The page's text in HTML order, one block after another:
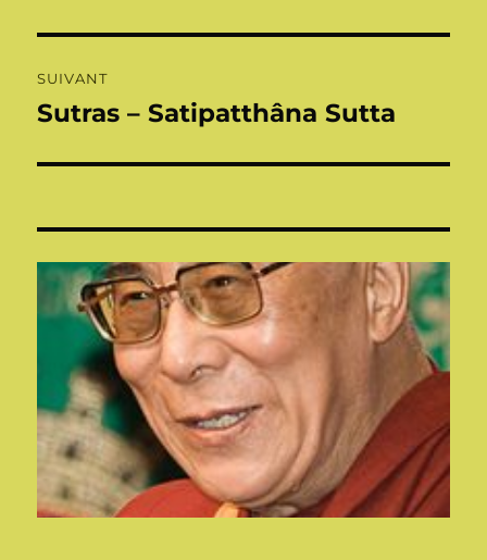
SUIVANT
Publication
Sutras – Satipatthâna Sutta